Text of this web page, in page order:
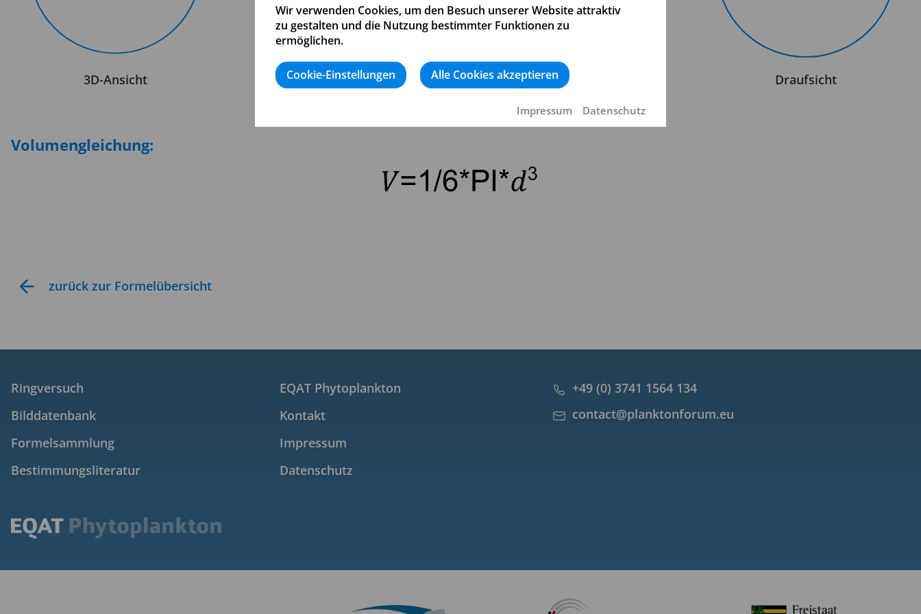
3D-Ansicht Vorderansicht Seitenansicht Draufsicht
Volumengleichung:
zurück zur Formelübersicht
Ringversuch
Bilddatenbank
Formelsammlung
Bestimmungsliteratur
EQAT Phytoplankton
Kontakt
Impressum
Datenschutz
+49 (0) 3741 1564 134
contact@planktonforum.eu
Wir verwenden Cookies, um den Besuch unserer Website attraktiv
zu gestalten und die Nutzung bestimmter Funktionen zu
ermöglichen.
Cookie-Einstellungen Alle Cookies akzeptieren
Impressum Datenschutz